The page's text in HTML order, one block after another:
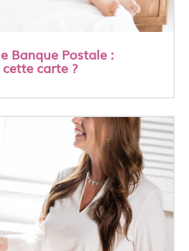
Banque Postale :
carte ?